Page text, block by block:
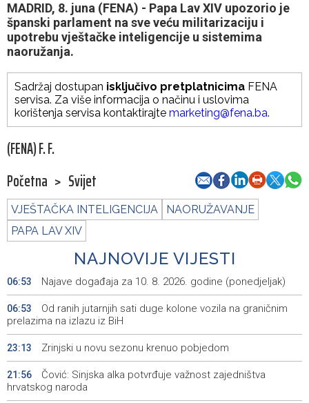
MADRID, 8. juna (FENA) - Papa Lav XIV upozorio je
španski parlament na sve veću militarizaciju i
upotrebu vještačke inteligencije u sistemima
naoružanja.
Sadržaj dostupan isključivo pretplatnicima FENA
servisa. Za više informacija o načinu i uslovima
korištenja servisa kontaktirajte marketing@fena.ba.
(FENA) F. F.
Početna > Svijet
VJEŠTAČKA INTELIGENCIJA
NAORUŽAVANJE
PAPA LAV XIV
NAJNOVIJE VIJESTI
06:53 Najave događaja za 10. 8. 2026. godine (ponedjeljak)
06:53
Od ranih jutarnjih sati duge kolone vozila na graničnim
prelazima na izlazu iz BiH
23:13 Zrinjski u novu sezonu krenuo pobjedom
21:56
Čović: Sinjska alka potvrđuje važnost zajedništva
hrvatskog naroda